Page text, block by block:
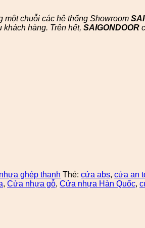
một chuỗi các hệ thống Showroom
hàng. Trên hết, SAIGONDOOR
ghép thanh Thẻ: cửa abs, cửa an
, Cửa nhựa gỗ, Cửa nhựa Hàn Quốc,